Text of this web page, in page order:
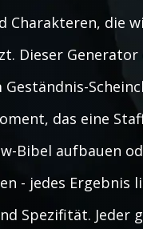
die
Dieser
das eine
Bibel aufbauen
- jedes Ergebnis
Spezifität. Jeder